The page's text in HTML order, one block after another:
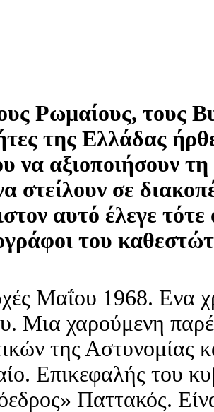
Ρωμαίους, τους
της Ελλάδας
να αξιοποιήσουν
στείλουν σε
αυτό έλεγε τότε
του
Μαΐου 1968. Ενα
Μια χαρούμενη
της Αστυνομίας
Επικεφαλής του
Παττακός.